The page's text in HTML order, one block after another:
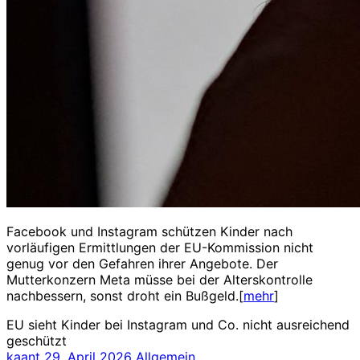
Facebook und Instagram schützen Kinder nach
vorläufigen Ermittlungen der EU-Kommission nicht
genug vor den Gefahren ihrer Angebote. Der
Mutterkonzern Meta müsse bei der Alterskontrolle
nachbessern, sonst droht ein Bußgeld.[mehr]
EU sieht Kinder bei Instagram und Co. nicht ausreichend
geschützt
kaant 29. April 2026 Allgemein